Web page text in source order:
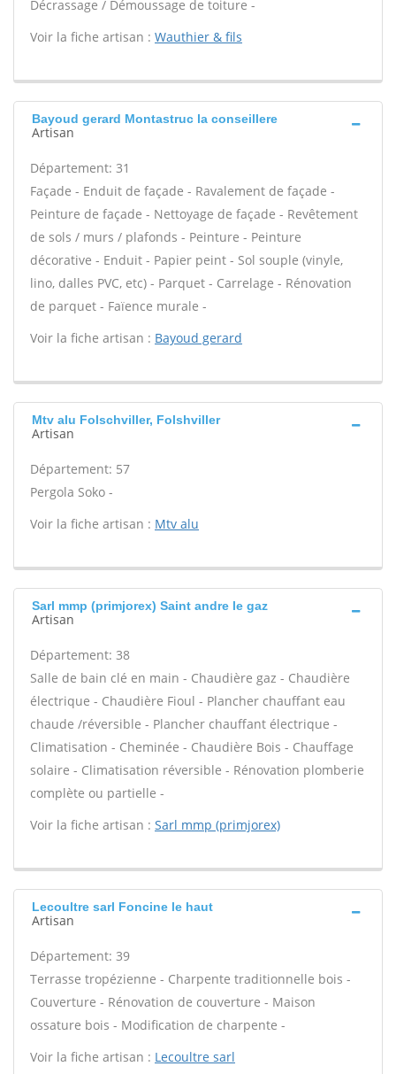
Décrassage / Démoussage de toiture -
Voir la fiche artisan : Wauthier & fils
Bayoud gerard Montastruc la conseillere
Artisan
Département: 31
Façade - Enduit de façade - Ravalement de façade -
Peinture de façade - Nettoyage de façade - Revêtement
de sols / murs / plafonds - Peinture - Peinture
décorative - Enduit - Papier peint - Sol souple (vinyle,
lino, dalles PVC, etc) - Parquet - Carrelage - Rénovation
de parquet - Faïence murale -
Voir la fiche artisan : Bayoud gerard
Mtv alu Folschviller, Folshviller
Artisan
Département: 57
Pergola Soko -
Voir la fiche artisan : Mtv alu
Sarl mmp (primjorex) Saint andre le gaz
Artisan
Département: 38
Salle de bain clé en main - Chaudière gaz - Chaudière
électrique - Chaudière Fioul - Plancher chauffant eau
chaude /réversible - Plancher chauffant électrique -
Climatisation - Cheminée - Chaudière Bois - Chauffage
solaire - Climatisation réversible - Rénovation plomberie
complète ou partielle -
Voir la fiche artisan : Sarl mmp (primjorex)
Lecoultre sarl Foncine le haut
Artisan
Département: 39
Terrasse tropézienne - Charpente traditionnelle bois -
Couverture - Rénovation de couverture - Maison
ossature bois - Modification de charpente -
Voir la fiche artisan : Lecoultre sarl